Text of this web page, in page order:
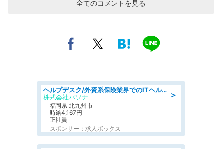
全てのコメントを見る
＞
ヘルプデスク/外資系保険業界でのITヘルプデスク業務/駅近/即日勤務可/ヘルプデスク
株式会社パソナ
福岡県 北九州市
時給4,167円
正社員
スポンサー：求人ボックス